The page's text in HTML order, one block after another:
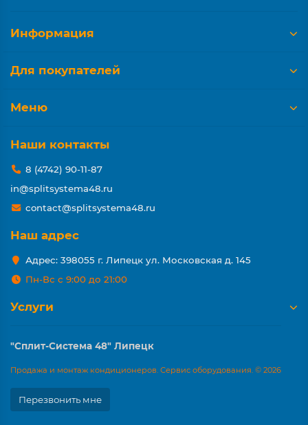
Информация
Для покупателей
Меню
Наши контакты
8 (4742) 90-11-87
in@splitsystema48.ru
contact@splitsystema48.ru
Наш адрес
Адрес: 398055 г. Липецк ул. Московская д. 145
Пн-Вс с 9:00 до 21:00
Услуги
"Сплит-Система 48" Липецк
Продажа и монтаж кондиционеров. Сервис оборудования. © 2026
Перезвонить мне